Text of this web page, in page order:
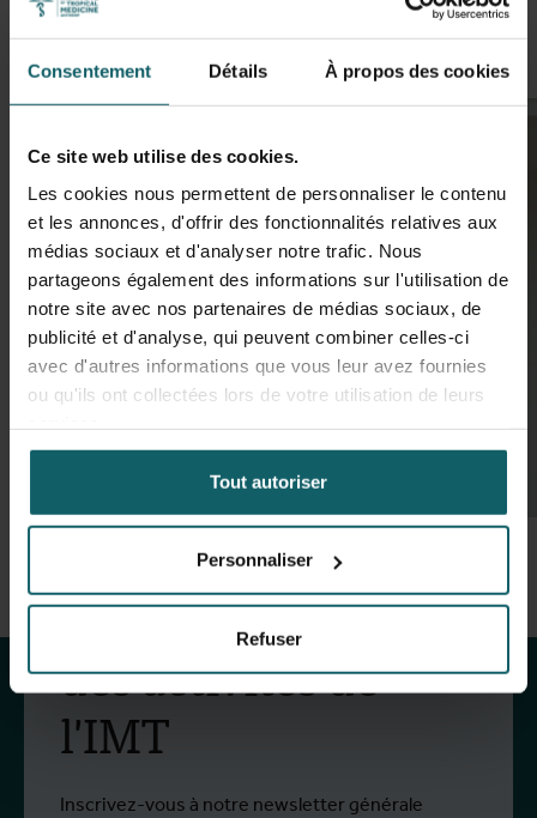
Consentement Détails À propos des cookies
Ce site web utilise des cookies.
Les cookies nous permettent de personnaliser le contenu
et les annonces, d'offrir des fonctionnalités relatives aux
médias sociaux et d'analyser notre trafic. Nous
partageons également des informations sur l'utilisation de
notre site avec nos partenaires de médias sociaux, de
publicité et d'analyse, qui peuvent combiner celles-ci
avec d'autres informations que vous leur avez fournies
ou qu'ils ont collectées lors de votre utilisation de leurs
Tout autoriser
Personnaliser
Refuser
Nouvelles similaires
- Articles
Mobilité Erasmus+ :
formation pratique en
lutte antivectorielle et
virus du Nil occidental
Du 6 au 17 juillet 2026, Stien Vereecken et
de l'Unité d'Entomologie `à l'IMT, ont
Restez au courant
des activités de
l'IMT
Inscrivez-vous à notre newsletter générale